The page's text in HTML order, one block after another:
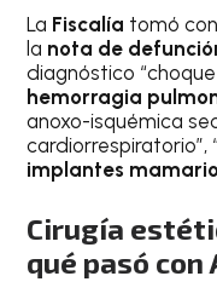
La Fiscalía tomó
la nota de
diagnóstico
hemorragia
anoxo-isquémica
cardiorrespiratorio”,
implantes
Cirugía
qué pasó con